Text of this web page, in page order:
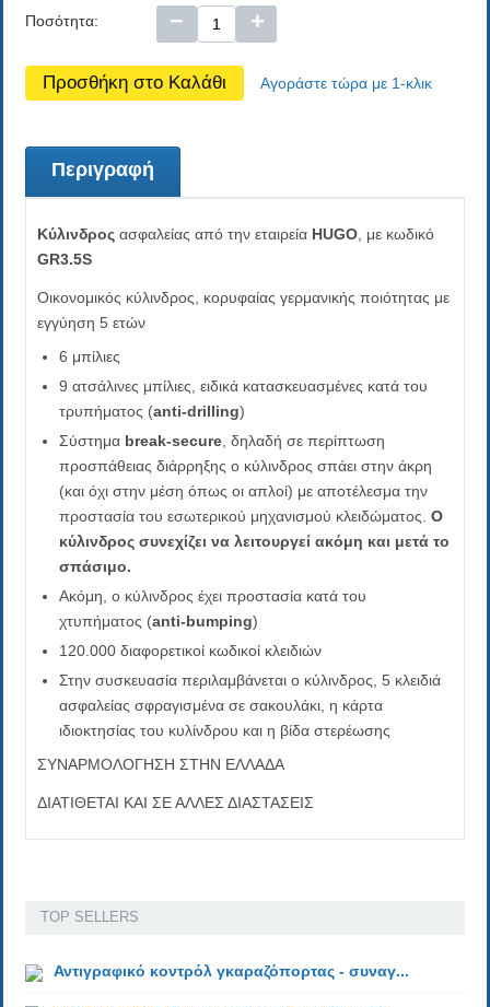
Ποσότητα:
+
−
Προσθήκη στο Καλάθι Αγοράστε τώρα με 1-κλικ
Περιγραφή
Κύλινδρος ασφαλείας από την εταιρεία HUGO, με κωδικό
GR3.5S
Οικονομικός κύλινδρος, κορυφαίας γερμανικής ποιότητας με
εγγύηση 5 ετών
6 μπίλιες
9 ατσάλινες μπίλιες, ειδικά κατασκευασμένες κατά του
τρυπήματος (anti-drilling)
Σύστημα break-secure, δηλαδή σε περίπτωση
προσπάθειας διάρρηξης ο κύλινδρος σπάει στην άκρη
(και όχι στην μέση όπως οι απλοί) με αποτέλεσμα την
προστασία του εσωτερικού μηχανισμού κλειδώματος. Ο
κύλινδρος συνεχίζει να λειτουργεί ακόμη και μετά το
σπάσιμο.
Ακόμη, ο κύλινδρος έχει προστασία κατά του
χτυπήματος (anti-bumping)
120.000 διαφορετικοί κωδικοί κλειδιών
Στην συσκευασία περιλαμβάνεται ο κύλινδρος, 5 κλειδιά
ασφαλείας σφραγισμένα σε σακουλάκι, η κάρτα
ιδιοκτησίας του κυλίνδρου και η βίδα στερέωσης
ΣΥΝΑΡΜΟΛΟΓΗΣΗ ΣΤΗΝ ΕΛΛΑΔΑ
ΔΙΑΤΙΘΕΤΑΙ ΚΑΙ ΣΕ ΑΛΛΕΣ ΔΙΑΣΤΑΣΕΙΣ
TOP SELLERS
Αντιγραφικό κοντρόλ γκαραζόπορτας - συναγ...